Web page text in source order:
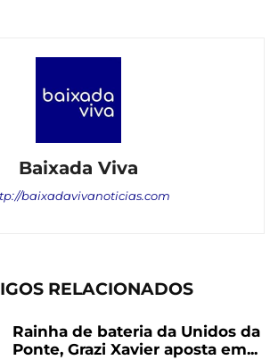
Baixada Viva
baixadavivanoticias.com
RELACIONADOS
Rainha de bateria da Unidos da
Ponte, Grazi Xavier aposta em...